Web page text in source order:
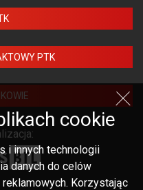
PTK
cookie
i innych technologii
danych do celów
Korzystając